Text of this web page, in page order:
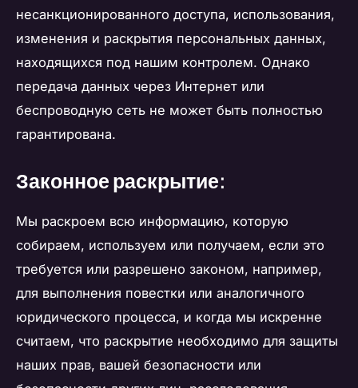
несанкционированного доступа, использования,
изменения и раскрытия персональных данных,
находящихся под нашим контролем. Однако
передача данных через Интернет или
беспроводную сеть не может быть полностью
гарантирована.
Законное раскрытие:
Мы раскроем всю информацию, которую
собираем, используем или получаем, если это
требуется или разрешено законом, например,
для выполнения повестки или аналогичного
юридического процесса, и когда мы искренне
считаем, что раскрытие необходимо для защиты
наших прав, вашей безопасности или